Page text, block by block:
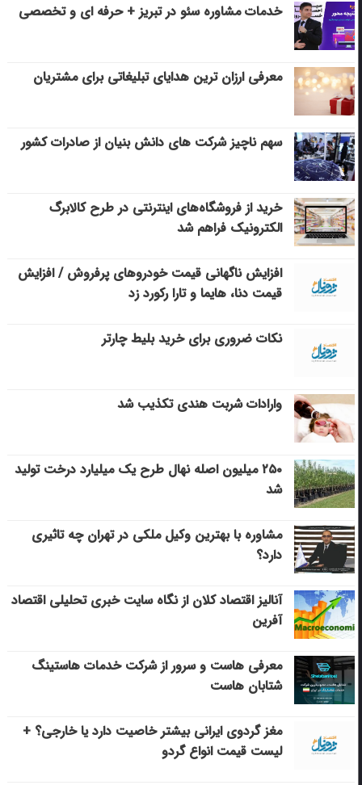
خدمات مشاوره سئو در تبریز + حرفه ای و تخصصی
معرفی ارزان ترین هدایای تبلیغاتی برای مشتریان
سهم ناچیز شرکت های دانش بنیان از صادرات کشور
خرید از فروشگاه‌های اینترنتی در طرح کالابرگ
الکترونیک فراهم شد
افزایش ناگهانی قیمت خودروهای پرفروش / افزایش
قیمت دنا، هایما و تارا رکورد زد
نکات ضروری برای خرید بلیط چارتر
وارادات شربت هندی تکذیب شد
۲۵۰ میلیون اصله نهال طرح یک میلیارد درخت تولید
شد
مشاوره با بهترین وکیل ملکی در تهران چه تاثیری
دارد؟
آنالیز اقتصاد کلان از نگاه سایت خبری تحلیلی اقتصاد
آفرین
معرفی هاست و سرور از شرکت خدمات هاستینگ
شتابان هاست
مغز گردوی ایرانی بیشتر خاصیت دارد یا خارجی؟ +
لیست قیمت انواع گردو